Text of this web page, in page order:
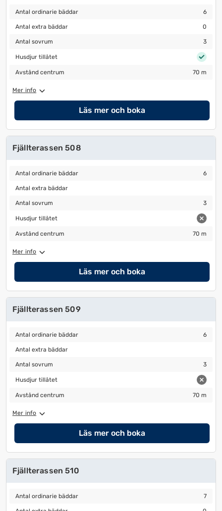
Antal ordinarie bäddar
Antal ordinarie bäddar 6
Antal extra bäddar
Antal extra bäddar 0
Antal sovrum
Antal sovrum 3
Husdjur tillåtet
Husdjur tillåtet
Avstånd centrum
Avstånd centrum 70 m
Mer info
Läs mer och boka
Fjällterassen 508
Antal ordinarie bäddar
Antal ordinarie bäddar 6
Antal extra bäddar
Antal extra bäddar
Antal sovrum
Antal sovrum 3
Husdjur tillåtet
Husdjur tillåtet
Avstånd centrum
Avstånd centrum 70 m
Mer info
Läs mer och boka
Fjällterassen 509
Antal ordinarie bäddar
Antal ordinarie bäddar 6
Antal extra bäddar
Antal extra bäddar
Antal sovrum
Antal sovrum 3
Husdjur tillåtet
Husdjur tillåtet
Avstånd centrum
Avstånd centrum 70 m
Mer info
Läs mer och boka
Fjällterassen 510
Antal ordinarie bäddar
Antal ordinarie bäddar 7
Antal extra bäddar